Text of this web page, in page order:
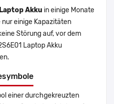
Akku in einige Monate
einige Kapazitäten
Störung auf, vor dem
Laptop Akku
einer durchgekreuzten